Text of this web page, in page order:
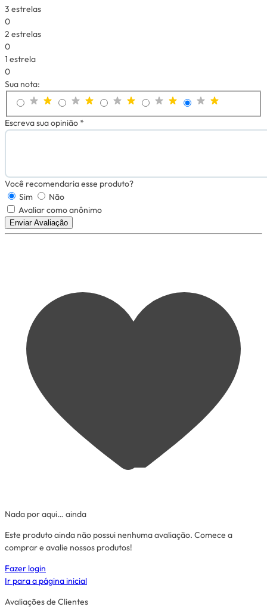
3 estrelas
0
2 estrelas
0
1 estrela
0
Sua nota:
Escreva sua opinião *
Você recomendaria esse produto?
Sim
Não
Avaliar como anônimo
Enviar Avaliação
Nada por aqui… ainda
Este produto ainda não possui nenhuma avaliação. Comece a
comprar e avalie nossos produtos!
Fazer login
Ir para a página inicial
Avaliações de Clientes